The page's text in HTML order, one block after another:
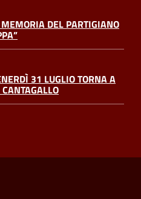
DEL PARTIGIANO
31 LUGLIO TORNA A